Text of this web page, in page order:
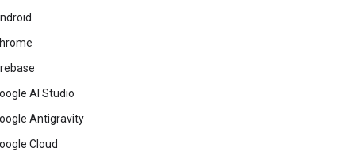
AI Studio
Antigravity
Cloud